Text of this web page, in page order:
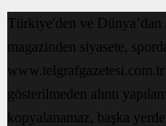
Türkiye'den ve Dünya’dan
magazinden siyasete,
gösterilmeden alıntı
kopyalanamaz, başka